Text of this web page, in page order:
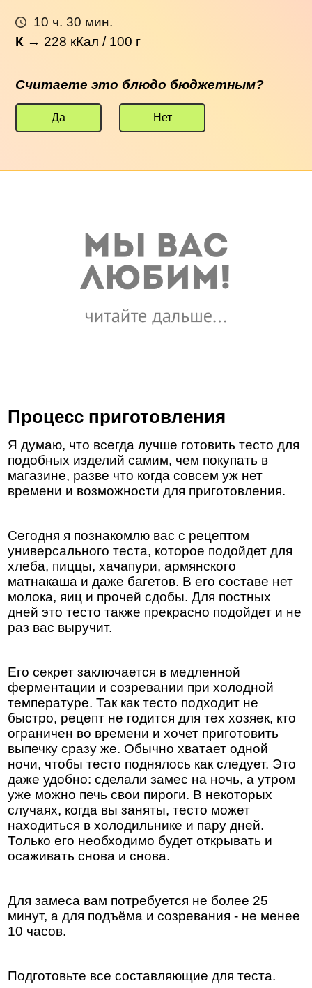
10 ч. 30 мин.
К → 228 кКал / 100 г
Считаете это блюдо бюджетным?
Да Нет
Процесс приготовления
Я думаю, что всегда лучше готовить тесто для
подобных изделий самим, чем покупать в
магазине, разве что когда совсем уж нет
времени и возможности для приготовления.
Сегодня я познакомлю вас с рецептом
универсального теста, которое подойдет для
хлеба, пиццы, хачапури, армянского
матнакаша и даже багетов. В его составе нет
молока, яиц и прочей сдобы. Для постных
дней это тесто также прекрасно подойдет и не
раз вас выручит.
Его секрет заключается в медленной
ферментации и созревании при холодной
температуре. Так как тесто подходит не
быстро, рецепт не годится для тех хозяек, кто
ограничен во времени и хочет приготовить
выпечку сразу же. Обычно хватает одной
ночи, чтобы тесто поднялось как следует. Это
даже удобно: сделали замес на ночь, а утром
уже можно печь свои пироги. В некоторых
случаях, когда вы заняты, тесто может
находиться в холодильнике и пару дней.
Только его необходимо будет открывать и
осаживать снова и снова.
Для замеса вам потребуется не более 25
минут, а для подъёма и созревания - не менее
10 часов.
Подготовьте все составляющие для теста.